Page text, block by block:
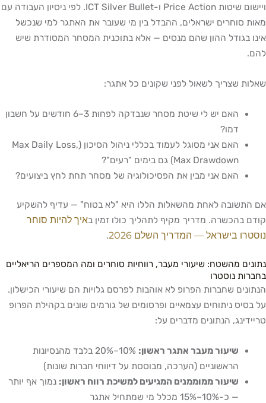
ויישום שיטות Price Action ו-ICT Silver Bullet. לפי ניסיון העבודה עם
מאות סוחרים ישראלים, ההבדל בין מי שעובר את האתגר למי שנכשל
אינו בגודל ההון שהם מנסים — אלא בתוכנית המסחר המסודרת שיש
להם.
שאלות שצריך לשאול לפני שקונים כל אתגר:
האם יש לי שיטת מסחר שנבדקה לפחות 3–6 חודשים על חשבון
דמו?
האם אני מסוגל לעמוד בכללי ניהול הסיכון (Max Daily Loss,
Max Drawdown) גם בימים "רעים"?
האם אני מבין את הפסיכולוגיה של מסחר תחת לחץ ביצועים?
אם התשובה לאחת מהשאלות הללו היא "לא בטוח" — עדיף להשקיע
קודם בהכשרה. מדריך מקיף לתהליך כולו זמין באיך להיות סוחר
נוסטרו בישראל — המדריך השלם 2026
.
נתונים מהשטח: שיעורי מעבר, רווחיות סוחרים ומה המספרים הריאליים
בחברות נוסטרו
הנתונים שחברות הפרופ לא אוהבות לפרסם גלויות הם שיעורי הכישלון.
על בסיס ניתוחים עצמאיים ופרסומים של גורמים שונים בקהילת הפרופ
טריידינג, הנתונים מדברים על:
שיעור מעבר אתגר ראשון:
10%–20% בלבד מהנסיונות
הראשוניים (הערכה, מבוססת על דיווחי חברות שונות)
שיעור ממוממנים המגיעים למשיכת רווח ראשון: נמוך אף יותר
— כ-10%–15% מכלל מי שמתחיל אתגר